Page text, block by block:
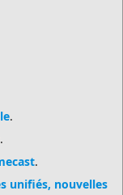
.
.
.
unifiés, nouvelles